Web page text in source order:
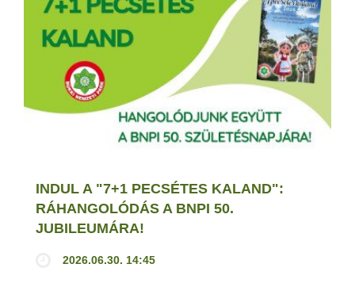
INDUL A "7+1 PECSÉTES KALAND":
RÁHANGOLÓDÁS A BNPI 50.
JUBILEUMÁRA!
2026.06.30. 14:45